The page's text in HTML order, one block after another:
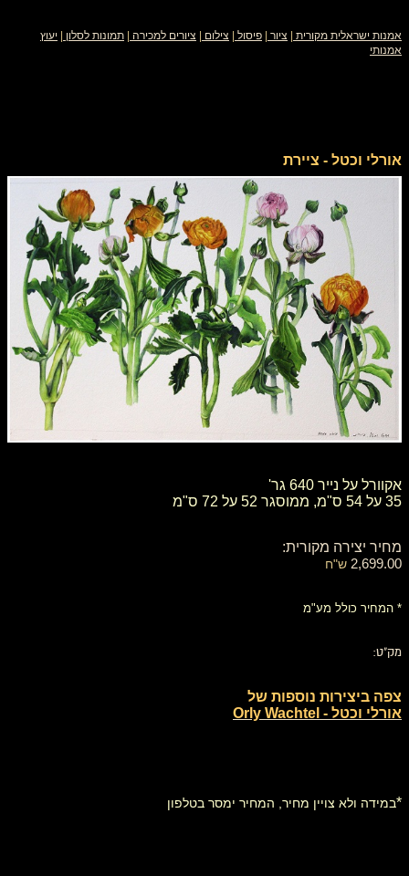
אמנות ישראלית מקורית ציור פיסול צילום ציורים למכירה תמונות לסלון
יעוץ
אמנותי
אורלי וכטל - ציירת
אקוורל על נייר 640 גר'
35 על 54 ס"מ, ממוסגר 52 על 72 ס"מ
מחיר יצירה מקורית:
2,699.00 ש"ח
* המחיר כולל מע"מ
מק"ט:
צפה ביצירות נוספות של
אורלי וכטל - Orly Wachtel
*במידה ולא צויין מחיר, המחיר ימסר בטלפון